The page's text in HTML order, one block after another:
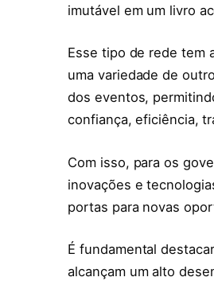
imutável em um livro
Esse tipo de rede tem
uma variedade de
dos eventos,
confiança, eficiência,
Com isso, para os
inovações e
portas para novas
É fundamental
alcançam um alto